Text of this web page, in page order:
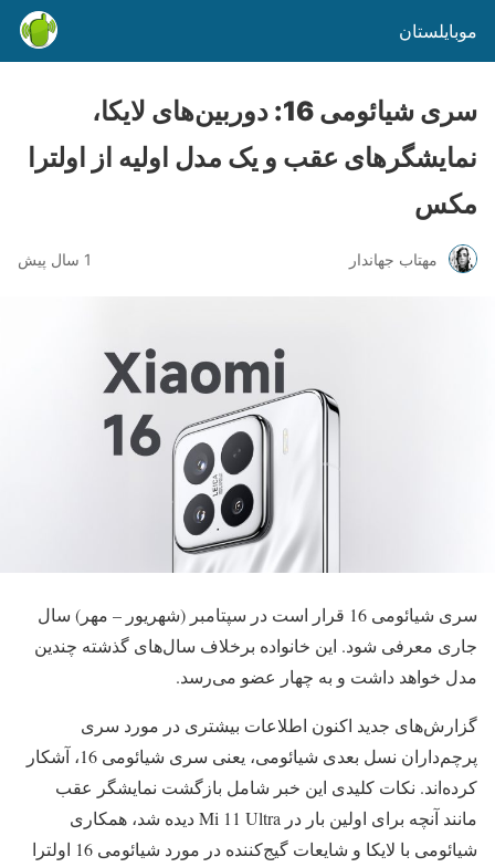
موبایلستان
سری شیائومی 16: دوربین‌های لایکا،
نمایشگرهای عقب و یک مدل اولیه از اولترا
مکس
مهتاب جهاندار 1 سال پیش
سری شیائومی 16 قرار است در سپتامبر (شهریور – مهر) سال
جاری معرفی شود. این خانواده برخلاف سال‌های گذشته چندین
مدل خواهد داشت و به چهار عضو می‌رسد.
گزارش‌های جدید اکنون اطلاعات بیشتری در مورد سری
پرچم‌داران نسل بعدی شیائومی، یعنی سری شیائومی 16، آشکار
کرده‌اند. نکات کلیدی این خبر شامل بازگشت نمایشگر عقب
مانند آنچه برای اولین بار در Mi 11 Ultra دیده شد، همکاری
شیائومی با لایکا و شایعات گیج‌کننده در مورد شیائومی 16 اولترا